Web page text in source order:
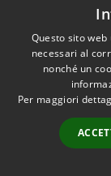
Dichiarazione di
RSS
Questo sito
necessari al
nonché un
Per maggiori